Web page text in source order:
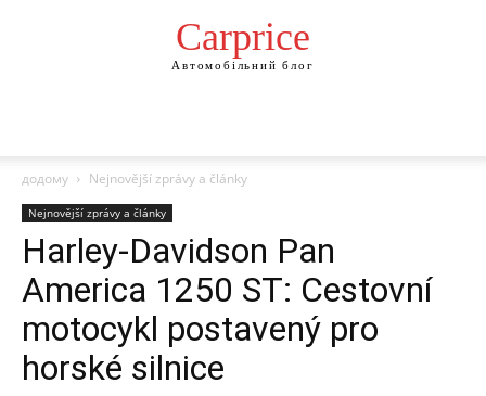
Сarprice
Автомобільний блог
додому Nejnovější zprávy a články
Nejnovější zprávy a články
Harley-Davidson Pan
America 1250 ST: Cestovní
motocykl postavený pro
horské silnice